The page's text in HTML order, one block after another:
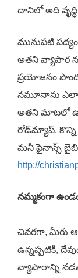
దానిలో అది వృద్ధి
మునుపటి
అతని వ్యాపార
ప్రయోజనం
నమూనాను ఎలా
అతని మాటలో
రోడ్‌మ్యాప్. కొన్ని
మనీ ఫైనాన్స్
http://
నమ్మకంగా
చివరగా, మీరు
ఉన్నప్పటికీ,
వ్యాపారాన్ని